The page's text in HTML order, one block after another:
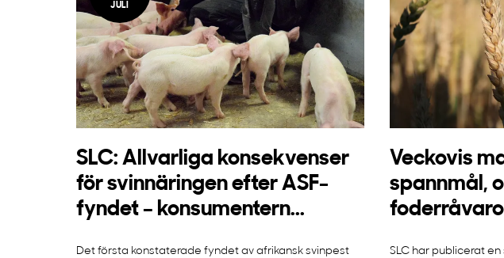
JULI
SLC: Allvarliga konsekvenser
för svinnäringen efter ASF-
fyndet – konsumentern...
Det första konstaterade fyndet av afrikansk svinpest
Veckovis
spannmål,
SLC har publicerat